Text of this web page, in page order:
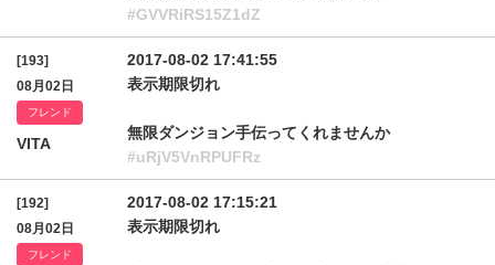
#GVVRiRS15Z1dZ
[193]
08月02日
フレンド
VITA
2017-08-02 17:41:55
表示期限切れ
無限ダンジョン手伝ってくれませんか
#uRjV5VnRPUFRz
[192]
08月02日
フレンド
2017-08-02 17:15:21
表示期限切れ